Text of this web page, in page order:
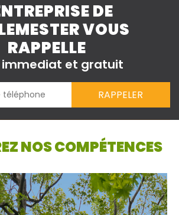
DE
VOUS
RAPPELLE
immediat et gratuit
NOS COMPÉTENCES